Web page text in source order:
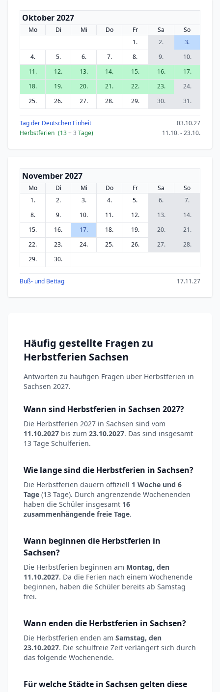
Oktober 2027
Mo Di Mi Do Fr Sa
So
1.
2.
3.
4.
5. 6. 7. 8. 9.
10.
11.
12. 13. 14. 15. 16.
17.
18.
19. 20. 21. 22. 23.
24.
25.
26. 27. 28. 29. 30. 31.
Tag der Deutschen Einheit
03.10.27
Herbstferien (13+ 3 Tage) 11.10. - 23.10.
November 2027
Mo Di Mi Do Fr Sa
So
1.
2. 3. 4. 5. 6.
7.
8.
9. 10. 11. 12. 13.
14.
15.
16. 17. 18. 19. 20.
21.
22.
23. 24. 25. 26. 27.
28.
29.
30.
Buß- und Bettag 17.11.27
Häufig gestellte Fragen zu
Herbstferien Sachsen
Antworten zu häufigen Fragen über Herbstferien in
Sachsen 2027.
Wann sind Herbstferien in Sachsen 2027?
Die Herbstferien 2027 in Sachsen sind vom
11.10.2027 bis zum 23.10.2027. Das sind insgesamt
13 Tage Schulferien.
Wie lange sind die Herbstferien in Sachsen?
Die Herbstferien dauern offiziell 1 Woche und 6
Tage (13 Tage). Durch angrenzende Wochenenden
haben die Schüler insgesamt 16
zusammenhängende freie Tage.
Wann beginnen die Herbstferien in
Sachsen?
Die Herbstferien beginnen am Montag, den
11.10.2027. Da die Ferien nach einem Wochenende
beginnen, haben die Schüler bereits ab Samstag
frei.
Wann enden die Herbstferien in Sachsen?
Die Herbstferien enden am Samstag, den
23.10.2027. Die schulfreie Zeit verlängert sich durch
das folgende Wochenende.
Für welche Städte in Sachsen gelten diese